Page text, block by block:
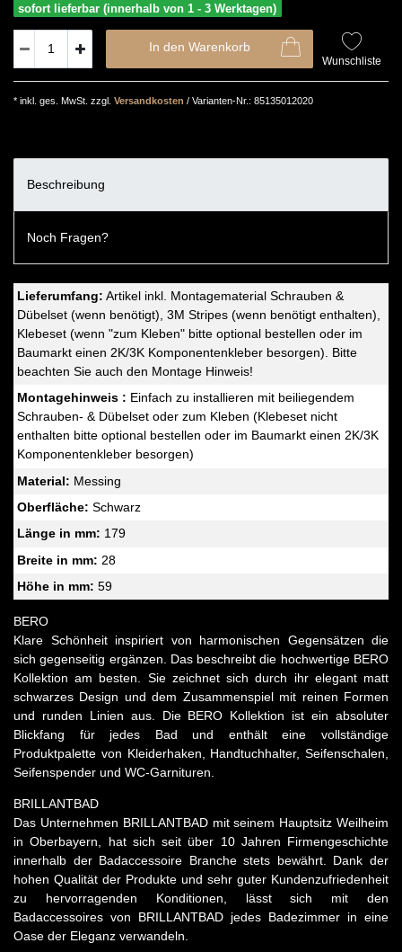
sofort lieferbar (innerhalb von 1 - 3 Werktagen)
In den Warenkorb
Wunschliste
* inkl. ges. MwSt. zzgl. Versandkosten / Varianten-Nr.: 85135012020
Beschreibung
Noch Fragen?
Lieferumfang: Artikel inkl. Montagematerial Schrauben &
Dübelset (wenn benötigt), 3M Stripes (wenn benötigt enthalten),
Klebeset (wenn "zum Kleben" bitte optional bestellen oder im
Baumarkt einen 2K/3K Komponentenkleber besorgen). Bitte
beachten Sie auch den Montage Hinweis!
Montagehinweis : Einfach zu installieren mit beiliegendem
Schrauben- & Dübelset oder zum Kleben (Klebeset nicht
enthalten bitte optional bestellen oder im Baumarkt einen 2K/3K
Komponentenkleber besorgen)
Material: Messing
Oberfläche: Schwarz
Länge in mm: 179
Breite in mm: 28
Höhe in mm: 59
BERO
Klare Schönheit inspiriert von harmonischen Gegensätzen die
sich gegenseitig ergänzen. Das beschreibt die hochwertige BERO
Kollektion am besten. Sie zeichnet sich durch ihr elegant matt
schwarzes Design und dem Zusammenspiel mit reinen Formen
und runden Linien aus. Die BERO Kollektion ist ein absoluter
Blickfang für jedes Bad und enthält eine vollständige
Produktpalette von Kleiderhaken, Handtuchhalter, Seifenschalen,
Seifenspender und WC-Garnituren.
BRILLANTBAD
Das Unternehmen BRILLANTBAD mit seinem Hauptsitz Weilheim
in Oberbayern, hat sich seit über 10 Jahren Firmengeschichte
innerhalb der Badaccessoire Branche stets bewährt. Dank der
hohen Qualität der Produkte und sehr guter Kundenzufriedenheit
zu hervorragenden Konditionen, lässt sich mit den
Badaccessoires von BRILLANTBAD jedes Badezimmer in eine
Oase der Eleganz verwandeln.